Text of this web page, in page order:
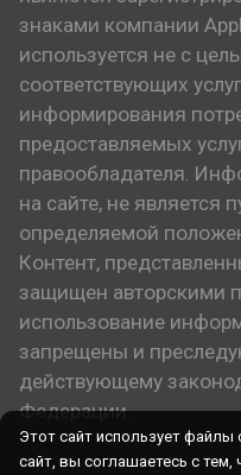
знаками компании
используется не с
соответствующих
информирования
предоставляемых
правообладателя.
на сайте, не является
определяемой
Контент,
защищен авторскими
использование
запрещены и
действующему
Федерации.
Этот сайт использует
сайт, вы соглашаетесь с